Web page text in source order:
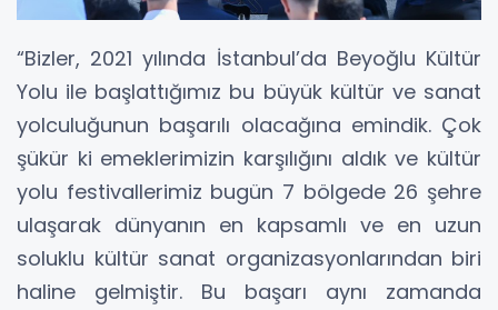
“Bizler, 2021 yılında İstanbul’da Beyoğlu Kültür
Yolu ile başlattığımız bu büyük kültür ve sanat
yolculuğunun başarılı olacağına emindik. Çok
şükür ki emeklerimizin karşılığını aldık ve kültür
yolu festivallerimiz bugün 7 bölgede 26 şehre
ulaşarak dünyanın en kapsamlı ve en uzun
soluklu kültür sanat organizasyonlarından biri
haline gelmiştir. Bu başarı aynı zamanda